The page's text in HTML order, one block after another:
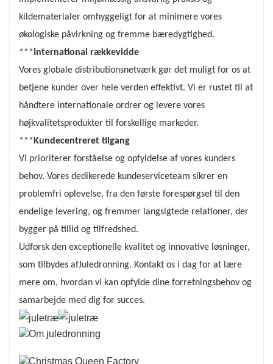
kildematerialer omhyggeligt for at minimere vores
økologiske påvirkning og fremme bæredygtighed.
***International rækkevidde
Vores globale distributionsnetværk gør det muligt for os at
betjene kunder over hele verden effektivt. Vi er rustet til at
håndtere internationale ordrer og levere vores
højkvalitetsprodukter til forskellige markeder.
***Kundecentreret tilgang
Vi prioriterer forståelse og opfyldelse af vores kunders
behov. Vores dedikerede kundeserviceteam sikrer en
problemfri oplevelse, fra den første forespørgsel til den
endelige levering, og fremmer langsigtede relationer, der
bygger på tillid og tilfredshed.
Udforsk den exceptionelle kvalitet og innovative løsninger,
som tilbydes afJuledronning. Kontakt os i dag for at lære
mere om, hvordan vi kan opfylde dine forretningsbehov og
samarbejde med dig for succes.